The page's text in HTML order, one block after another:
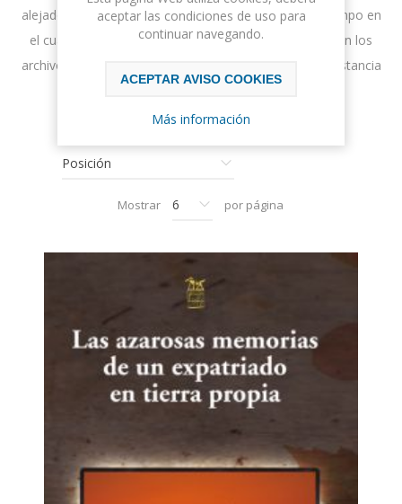
alejado de sus dos hijos durante más de dos años, tiempo en
el cual estuvieron recluidos en instituciones públicas. En los
archivos de todos estos lugares y medios quedará constancia
Mostrar por página
aceptar las condiciones de uso para
continuar navegando.
ACEPTAR AVISO COOKIES
Más información